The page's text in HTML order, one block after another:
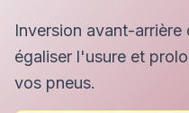
Inversion avant-
égaliser l'usure et
vos pneus.